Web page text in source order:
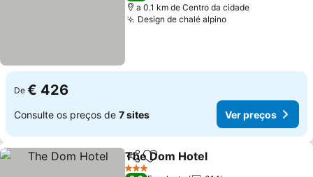
a 0.1 km de Centro da cidade
Design de chalé alpino
De € 426
Consulte os preços de 7 sites Ver preços
PartilharAdicionar aos favoritos
The Dom Hotel
3 Estrelas